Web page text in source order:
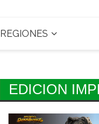
REGIONES
EDICION